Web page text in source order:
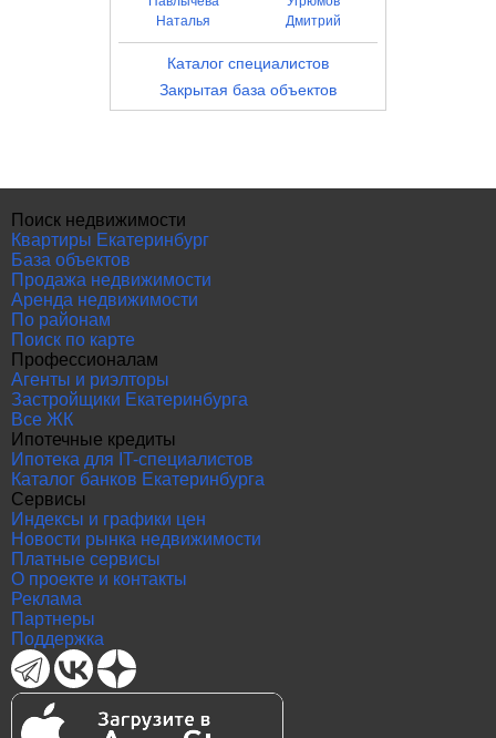
Наталья
Дмитрий
Каталог специалистов
Закрытая база объектов
Поиск недвижимости
Квартиры Екатеринбург
База объектов
Продажа недвижимости
Аренда недвижимости
По районам
Поиск по карте
Профессионалам
Агенты и риэлторы
Застройщики Екатеринбурга
Все ЖК
Ипотечные кредиты
Ипотека для IT-специалистов
Каталог банков Екатеринбурга
Сервисы
Индексы и графики цен
Новости рынка недвижимости
Платные сервисы
О проекте и контакты
Реклама
Партнеры
Поддержка